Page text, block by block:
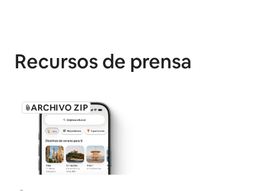
Recursos de prensa
ARCHIVO ZIP